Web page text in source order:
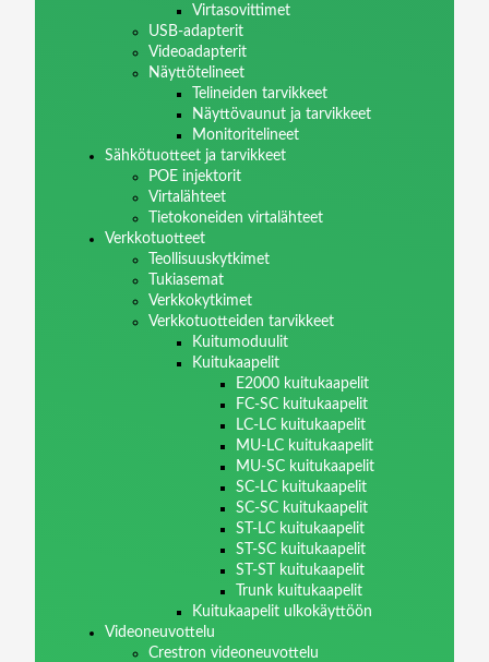
Virtasovittimet
USB-adapterit
Videoadapterit
Näyttötelineet
Telineiden tarvikkeet
Näyttövaunut ja tarvikkeet
Monitoritelineet
Sähkötuotteet ja tarvikkeet
POE injektorit
Virtalähteet
Tietokoneiden virtalähteet
Verkkotuotteet
Teollisuuskytkimet
Tukiasemat
Verkkokytkimet
Verkkotuotteiden tarvikkeet
Kuitumoduulit
Kuitukaapelit
E2000 kuitukaapelit
FC-SC kuitukaapelit
LC-LC kuitukaapelit
MU-LC kuitukaapelit
MU-SC kuitukaapelit
SC-LC kuitukaapelit
SC-SC kuitukaapelit
ST-LC kuitukaapelit
ST-SC kuitukaapelit
ST-ST kuitukaapelit
Trunk kuitukaapelit
Kuitukaapelit ulkokäyttöön
Videoneuvottelu
Crestron videoneuvottelu